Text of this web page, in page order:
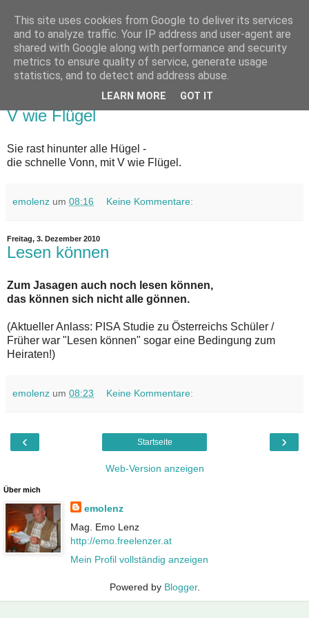
Zeitenhiebe
Satirische Kommentare zum Zeitgeschehen von emolenz
Sonntag, 5. Dezember 2010
V wie Flügel
Sie rast hinunter alle Hügel -
die schnelle Vonn, mit V wie Flügel.
emolenz um 08:16 Keine Kommentare:
Freitag, 3. Dezember 2010
Lesen können
Zum Jasagen auch noch lesen können,
das können sich nicht alle gönnen.
(Aktueller Anlass: PISA Studie zu Österreichs Schüler /
Früher war "Lesen können" sogar eine Bedingung zum
Heiraten!)
emolenz um 08:23 Keine Kommentare:
‹ ›
Startseite
Web-Version anzeigen
Über mich
emolenz
Mag. Emo Lenz
http://emo.freelenzer.at
Mein Profil vollständig anzeigen
Powered by Blogger.
This site uses cookies from Google to deliver its services
and to analyze traffic. Your IP address and user-agent are
shared with Google along with performance and security
metrics to ensure quality of service, generate usage
statistics, and to detect and address abuse.
LEARN MORE GOT IT